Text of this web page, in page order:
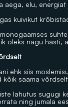
aega, elu,
kuivikut
oleks nagu hästi,
ehk siis
kõik saama
lahutus sugugi
ning jumala